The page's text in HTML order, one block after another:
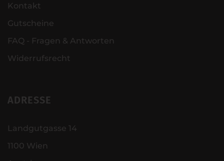
Kontakt
Gutscheine
FAQ - Fragen & Antworten
Widerrufsrecht
ADRESSE
Landgutgasse 14
1100 Wien